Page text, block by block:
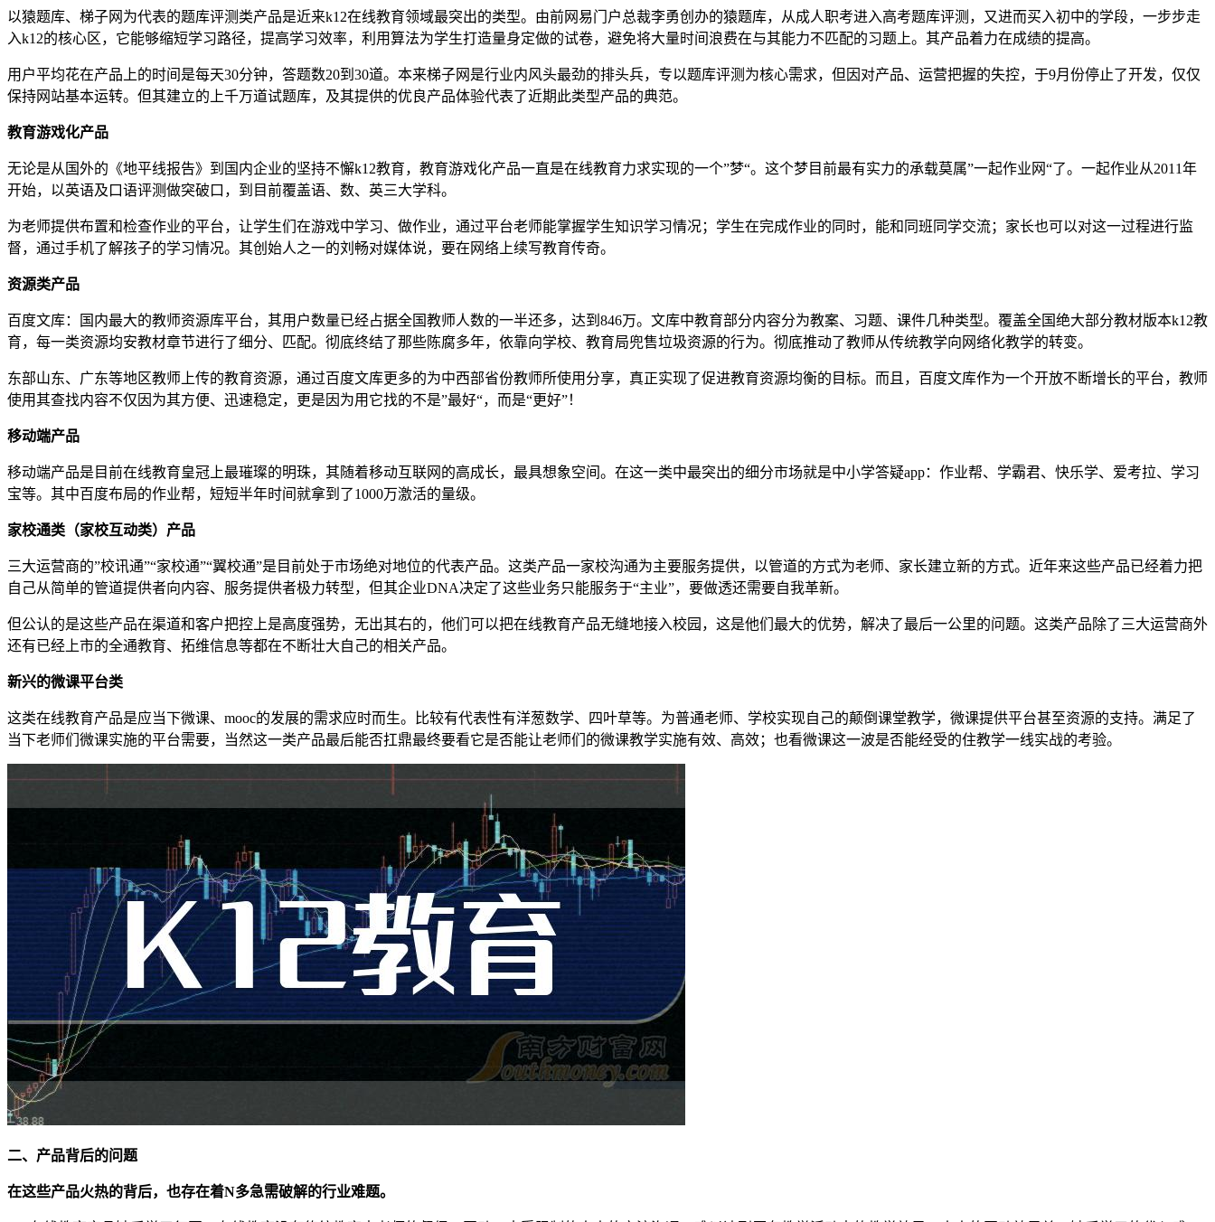
以猿题库、梯子网为代表的题库评测类产品是近来k12在线教育领域最突出的类型。由前网易门户总裁李勇创办的猿题库，从成人职考进入高考题库评测，又进而买入初中的学段，一步步走
入k12的核心区，它能够缩短学习路径，提高学习效率，利用算法为学生打造量身定做的试卷，避免将大量时间浪费在与其能力不匹配的习题上。其产品着力在成绩的提高。
用户平均花在产品上的时间是每天30分钟，答题数20到30道。本来梯子网是行业内风头最劲的排头兵，专以题库评测为核心需求，但因对产品、运营把握的失控，于9月份停止了开发，仅仅
保持网站基本运转。但其建立的上千万道试题库，及其提供的优良产品体验代表了近期此类型产品的典范。
教育游戏化产品
无论是从国外的《地平线报告》到国内企业的坚持不懈k12教育，教育游戏化产品一直是在线教育力求实现的一个”梦“。这个梦目前最有实力的承载莫属”一起作业网“了。一起作业从2011年
开始，以英语及口语评测做突破口，到目前覆盖语、数、英三大学科。
为老师提供布置和检查作业的平台，让学生们在游戏中学习、做作业，通过平台老师能掌握学生知识学习情况；学生在完成作业的同时，能和同班同学交流；家长也可以对这一过程进行监
督，通过手机了解孩子的学习情况。其创始人之一的刘畅对媒体说，要在网络上续写教育传奇。
资源类产品
百度文库：国内最大的教师资源库平台，其用户数量已经占据全国教师人数的一半还多，达到846万。文库中教育部分内容分为教案、习题、课件几种类型。覆盖全国绝大部分教材版本k12教
育，每一类资源均安教材章节进行了细分、匹配。彻底终结了那些陈腐多年，依靠向学校、教育局兜售垃圾资源的行为。彻底推动了教师从传统教学向网络化教学的转变。
东部山东、广东等地区教师上传的教育资源，通过百度文库更多的为中西部省份教师所使用分享，真正实现了促进教育资源均衡的目标。而且，百度文库作为一个开放不断增长的平台，教师
使用其查找内容不仅因为其方便、迅速稳定，更是因为用它找的不是”最好“，而是“更好”！
移动端产品
移动端产品是目前在线教育皇冠上最璀璨的明珠，其随着移动互联网的高成长，最具想象空间。在这一类中最突出的细分市场就是中小学答疑app：作业帮、学霸君、快乐学、爱考拉、学习
宝等。其中百度布局的作业帮，短短半年时间就拿到了1000万激活的量级。
家校通类（家校互动类）产品
三大运营商的”校讯通”“家校通”“翼校通”是目前处于市场绝对地位的代表产品。这类产品一家校沟通为主要服务提供，以管道的方式为老师、家长建立新的方式。近年来这些产品已经着力把
自己从简单的管道提供者向内容、服务提供者极力转型，但其企业DNA决定了这些业务只能服务于“主业”，要做透还需要自我革新。
但公认的是这些产品在渠道和客户把控上是高度强势，无出其右的，他们可以把在线教育产品无缝地接入校园，这是他们最大的优势，解决了最后一公里的问题。这类产品除了三大运营商外
还有已经上市的全通教育、拓维信息等都在不断壮大自己的相关产品。
新兴的微课平台类
这类在线教育产品是应当下微课、mooc的发展的需求应时而生。比较有代表性有洋葱数学、四叶草等。为普通老师、学校实现自己的颠倒课堂教学，微课提供平台甚至资源的支持。满足了
当下老师们微课实施的平台需要，当然这一类产品最后能否扛鼎最终要看它是否能让老师们的微课教学实施有效、高效；也看微课这一波是否能经受的住教学一线实战的考验。
二、产品背后的问题
在这些产品火热的背后，也存在着N多急需破解的行业难题。